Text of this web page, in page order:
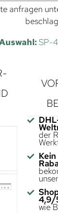
anfragen
SP-
der
4,9/
wie